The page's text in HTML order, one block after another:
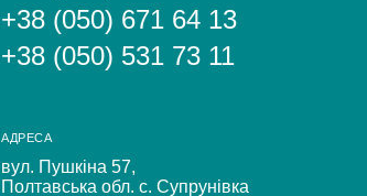
+38 (050) 671 64 13
+38 (050) 531 73 11
АДРЕСА
вул. Пушкіна 57,
Полтавська обл. с. Супрунівка